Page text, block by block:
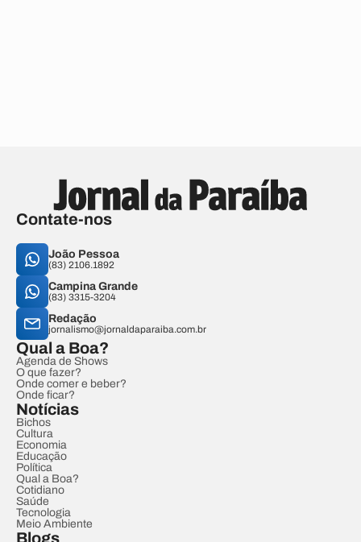
Contate-nos
João Pessoa
(83) 2106.1892
Campina Grande
(83) 3315-3204
Redação
jornalismo@jornaldaparaiba.com.br
Qual a Boa?
Agenda de Shows
O que fazer?
Onde comer e beber?
Onde ficar?
Notícias
Bichos
Cultura
Economia
Educação
Política
Qual a Boa?
Cotidiano
Saúde
Tecnologia
Meio Ambiente
Blogs